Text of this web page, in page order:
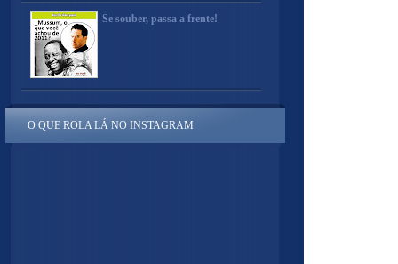
Se souber, passa a frente!
O QUE ROLA LÁ NO INSTAGRAM